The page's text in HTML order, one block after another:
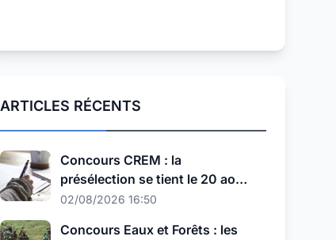
ARTICLES RÉCENTS
Concours CREM : la
présélection se tient le 20 août,
au nouveau format
02/08/2026 16:50
Concours Eaux et Forêts : les